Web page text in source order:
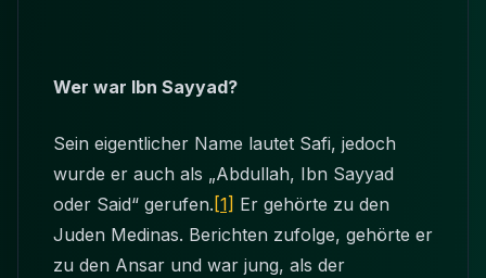
Wer war Ibn Sayyad?
Sein eigentlicher Name lautet Safi, jedoch
wurde er auch als „Abdullah, Ibn Sayyad
oder Said“ gerufen. [1] Er gehörte zu den
Juden Medinas. Berichten zufolge, gehörte er
zu den Ansar und war jung, als der